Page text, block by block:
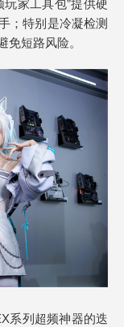
家工具包”提供硬
；特别是冷凝检测
免短路风险。
系列超频神器的迭